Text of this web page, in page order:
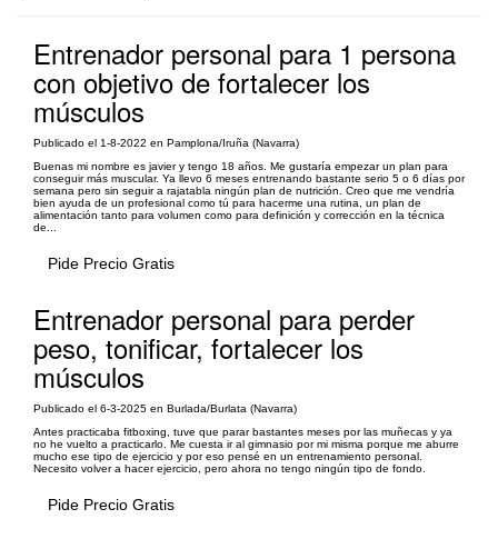
Entrenador personal para 1 persona
con objetivo de fortalecer los
músculos
Publicado el 1-8-2022 en Pamplona/Iruña (Navarra)
Buenas mi nombre es javier y tengo 18 años. Me gustaría empezar un plan para
conseguir más muscular. Ya llevo 6 meses entrenando bastante serio 5 o 6 días por
semana pero sin seguir a rajatabla ningún plan de nutrición. Creo que me vendría
bien ayuda de un profesional como tú para hacerme una rutina, un plan de
alimentación tanto para volumen como para definición y corrección en la técnica
de...
Pide Precio Gratis
Entrenador personal para perder
peso, tonificar, fortalecer los
músculos
Publicado el 6-3-2025 en Burlada/Burlata (Navarra)
Antes practicaba fitboxing, tuve que parar bastantes meses por las muñecas y ya
no he vuelto a practicarlo. Me cuesta ir al gimnasio por mi misma porque me aburre
mucho ese tipo de ejercicio y por eso pensé en un entrenamiento personal.
Necesito volver a hacer ejercicio, pero ahora no tengo ningún tipo de fondo.
Pide Precio Gratis